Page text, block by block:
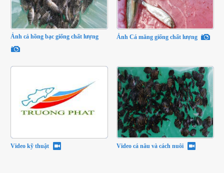
Ảnh cá hồng bạc giống chất lượng Ảnh Cá măng giống chất lượng
Video kỹ thuật Video cá nâu và cách nuôi